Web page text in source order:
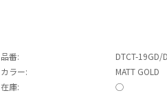
品番:
DTCT-19GD/
カラー:
MATT GOLD
在庫:
◯